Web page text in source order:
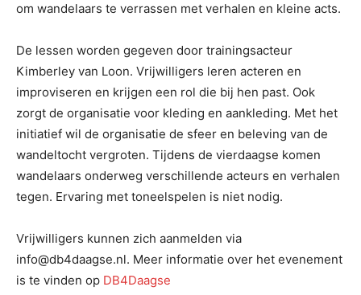
om wandelaars te verrassen met verhalen en kleine acts.
De lessen worden gegeven door trainingsacteur
Kimberley van Loon. Vrijwilligers leren acteren en
improviseren en krijgen een rol die bij hen past. Ook
zorgt de organisatie voor kleding en aankleding. Met het
initiatief wil de organisatie de sfeer en beleving van de
wandeltocht vergroten. Tijdens de vierdaagse komen
wandelaars onderweg verschillende acteurs en verhalen
tegen. Ervaring met toneelspelen is niet nodig.
Vrijwilligers kunnen zich aanmelden via
info@db4daagse.nl. Meer informatie over het evenement
is te vinden op DB4Daagse